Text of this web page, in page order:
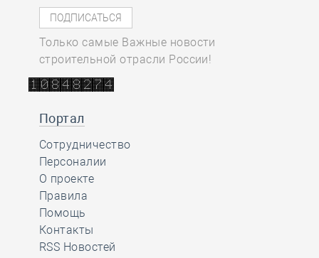
Только самые Важные новости
строительной отрасли России!
Портал
Сотрудничество
Персоналии
О проекте
Правила
Помощь
Контакты
RSS Новостей